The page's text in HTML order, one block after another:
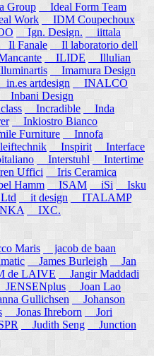
Group
Ideal Form Team
Work
IDM Coupechoux
Ign. Design.
iittala
Il Fanale
Il laboratorio dell
ILIDE
Illulian
Imamura Design
in.es artdesign
INALCO
Inbani Design
Incradible
Inda
Inkiostro Bianco
Furniture
Innofa
Inspirit
Interface
Interstuhl
Intertime
Uffici
Iris Ceramica
Hamm ISAM iSi Isku
it design
ITALAMP
IXC.
Maris
jacob de baan
James Burleigh
Jan
de LAIVE
Jangir Maddadi
JENSENplus
Joan Lao
Gullichsen
Johanson
Jonas Ihreborn
Jori
Judith Seng
Junction